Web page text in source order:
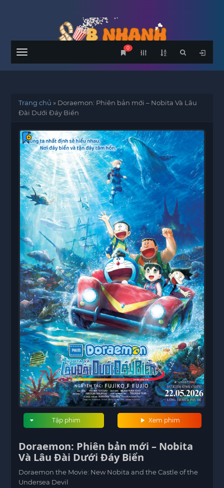
Menu
0
Trang chủ » Doraemon: Phiên bản mới – Nobita Và Lâu
Đài Dưới Đáy Biển
Xem phim
Tập phim
Doraemon: Phiên bản mới – Nobita
Và Lâu Đài Dưới Đáy Biển
Doraemon the Movie: New Nobita and the Castle of the
Undersea Devil